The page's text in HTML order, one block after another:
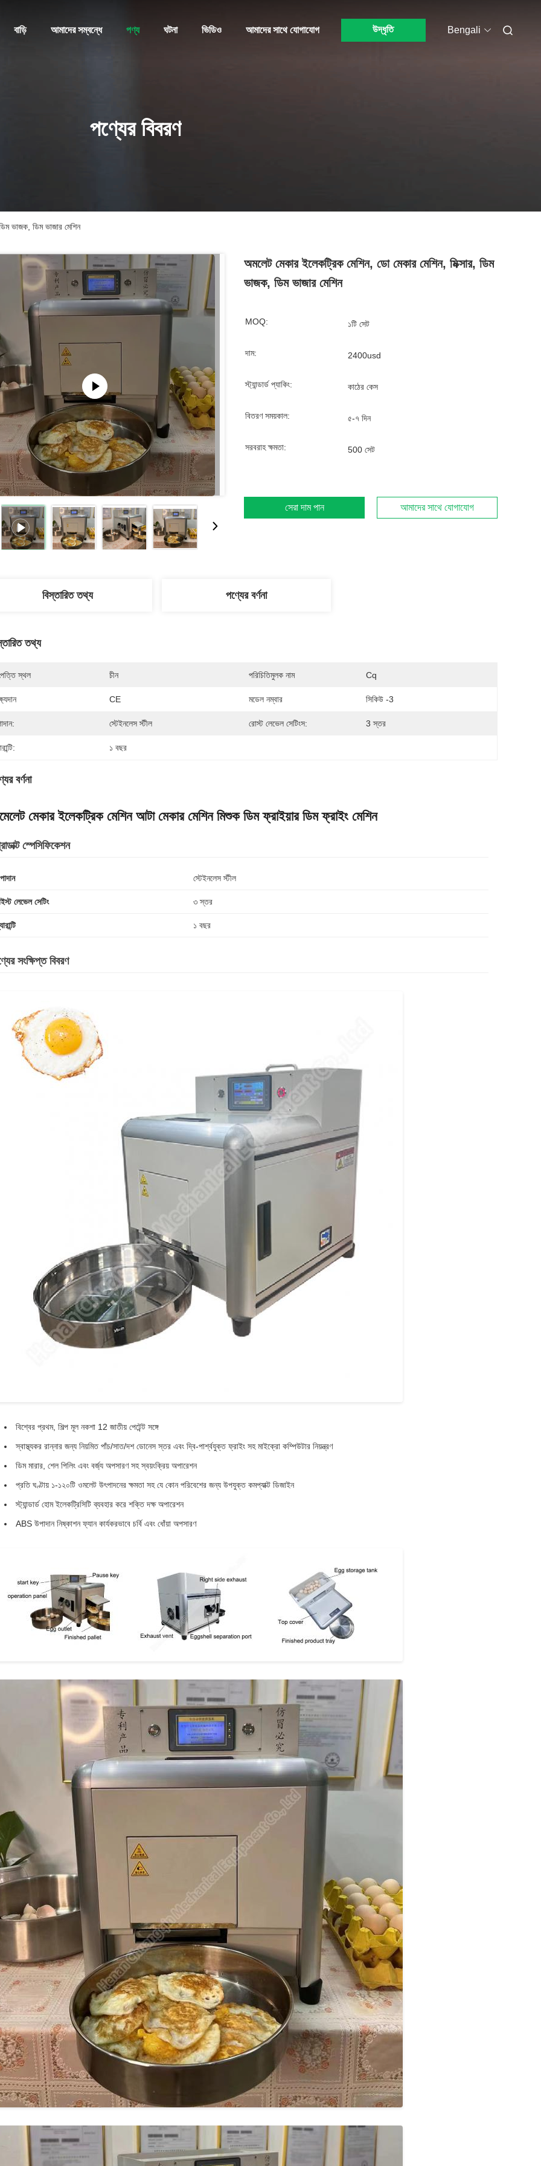
বাড়ি আমাদের সম্বন্ধে পণ্য ঘটনা ভিডিও আমাদের সাথে যোগাযোগ উদ্ধৃতি Bengali
পণ্যের বিবরণ
ভাজক, ডিম ভাজার মেশিন
অমলেট মেকার ইলেকট্রিক মেশিন, ডো মেকার মেশিন, মিক্সার, ডিম
ভাজক, ডিম ভাজার মেশিন
MOQ: ১টি সেট
দাম: 2400usd
স্ট্যান্ডার্ড প্যাকিং: কাঠের কেস
বিতরণ সময়কাল: ৫-৭ দিন
সরবরাহ ক্ষমতা: 500 সেট
সেরা দাম পান আমাদের সাথে যোগাযোগ
বিস্তারিত তথ্য পণ্যের বর্ণনা
তথ্য
স্থল চীন পরিচিতিমুলক নাম Cq
CE মডেল নম্বার সিকিউ -3
স্টেইনলেস স্টীল রোস্ট লেভেল সেটিংস: 3 স্তর
১ বছর
বর্ণনা
মেকার ইলেকট্রিক মেশিন আটা মেকার মেশিন মিশুক ডিম ফ্রাইয়ার ডিম ফ্রাইং মেশিন
স্পেসিফিকেশন
স্টেইনলেস স্টীল
লেভেল সেটিং ৩ স্তর
১ বছর
সংক্ষিপ্ত বিবরণ
বিশ্বের প্রথম, শিল্প মূল নকশা 12 জাতীয় পেটেন্ট সঙ্গে
স্বাস্থ্যকর রান্নার জন্য নিয়মিত পাঁচ/সাত/দশ ডোনেস স্তর এবং দ্বি-পার্শ্বযুক্ত ফ্রাইং সহ মাইক্রো কম্পিউটার নিয়ন্ত্রণ
ডিম মারার, শেল পিলিং এবং বর্জ্য অপসারণ সহ স্বয়ংক্রিয় অপারেশন
প্রতি ঘণ্টায় ১-১২০টি ওমলেট উৎপাদনের ক্ষমতা সহ যে কোন পরিবেশের জন্য উপযুক্ত কমপ্যাক্ট ডিজাইন
স্ট্যান্ডার্ড হোম ইলেকট্রিসিটি ব্যবহার করে শক্তি দক্ষ অপারেশন
ABS উপাদান নিষ্কাশন ফ্যান কার্যকরভাবে চর্বি এবং ধোঁয়া অপসারণ